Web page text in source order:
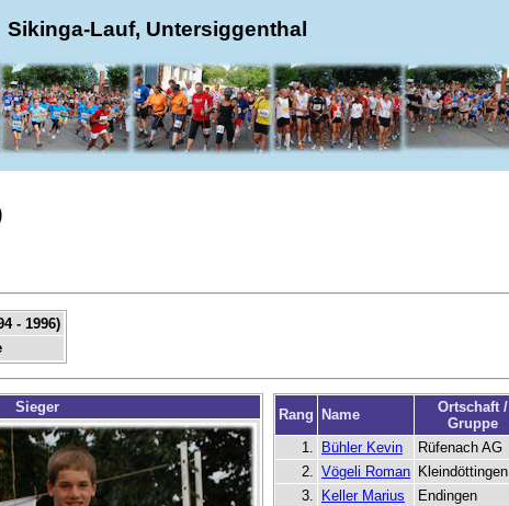
Sikinga-Lauf, Untersiggenthal
- 1996)
Sieger Rang Name
Ortschaft /
Gruppe
1.
Bühler Kevin Rüfenach AG
2. Vögeli Roman Kleindöttingen
3.
Keller Marius Endingen